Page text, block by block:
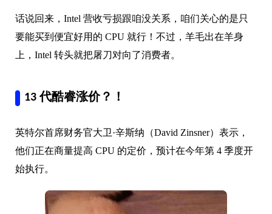
话说回来，Intel 营收亏损跟咱没关系，咱们关心的是只
要能买到便宜好用的 CPU 就行！不过，羊毛出在羊身
上，Intel 转头就把屠刀对向了消费者。
13 代酷睿涨价？！
英特尔首席财务官大卫·辛斯纳（David Zinsner）表示，
他们正在商量提高 CPU 的定价，预计在今年第 4 季度开
始执行。